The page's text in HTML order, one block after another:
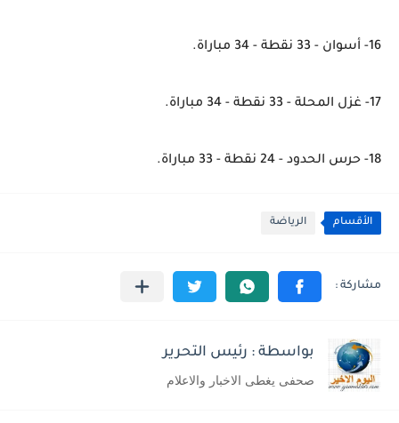
16- أسوان - 33 نقطة - 34 مباراة.
17- غزل المحلة - 33 نقطة - 34 مباراة.
18- حرس الحدود - 24 نقطة - 33 مباراة.
الأقسام الرياضة
بواسطة : رئيس التحرير
صحفى يغطى الاخبار والاعلام